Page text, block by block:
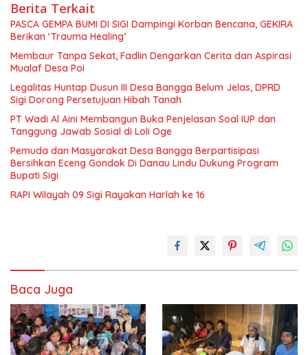
Berita Terkait
PASCA GEMPA BUMI DI SIGI Dampingi Korban Bencana, GEKIRA
Berikan ‘Trauma Healing’
Membaur Tanpa Sekat, Fadlin Dengarkan Cerita dan Aspirasi
Mualaf Desa Poi
Legalitas Huntap Dusun III Desa Bangga Belum Jelas, DPRD
Sigi Dorong Persetujuan Hibah Tanah
PT Wadi Al Aini Membangun Buka Penjelasan Soal IUP dan
Tanggung Jawab Sosial di Loli Oge
Pemuda dan Masyarakat Desa Bangga Berpartisipasi
Bersihkan Eceng Gondok Di Danau Lindu Dukung Program
Bupati Sigi
RAPI Wilayah 09 Sigi Rayakan Harlah ke 16
Baca Juga